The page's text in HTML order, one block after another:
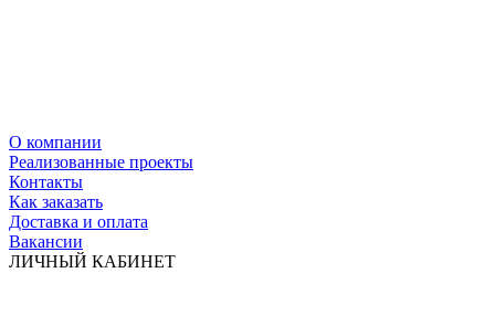
О компании
Реализованные проекты
Контакты
Как заказать
Доставка и оплата
Вакансии
ЛИЧНЫЙ КАБИНЕТ